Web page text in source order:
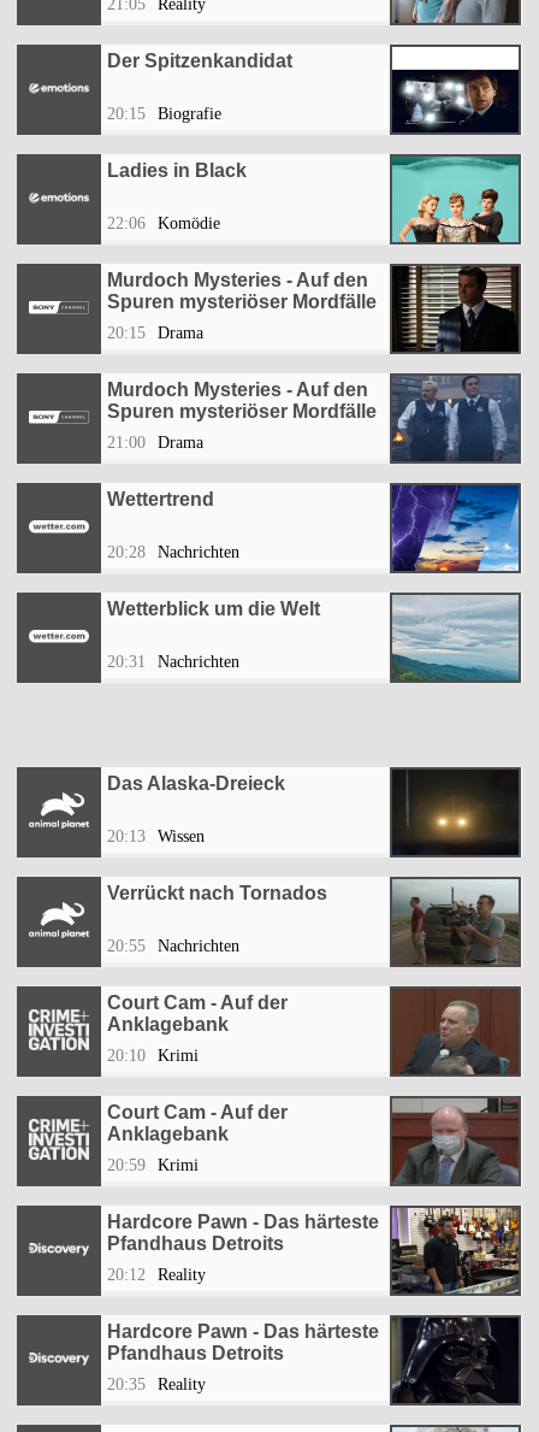
21:05 Reality
Der Spitzenkandidat
20:15 Biografie
Ladies in Black
22:06 Komödie
Murdoch Mysteries - Auf den
Spuren mysteriöser Mordfälle
20:15 Drama
Murdoch Mysteries - Auf den
Spuren mysteriöser Mordfälle
21:00 Drama
Wettertrend
20:28 Nachrichten
Wetterblick um die Welt
20:31 Nachrichten
Das Alaska-Dreieck
20:13 Wissen
Verrückt nach Tornados
20:55 Nachrichten
Court Cam - Auf der
Anklagebank
20:10 Krimi
Court Cam - Auf der
Anklagebank
20:59 Krimi
Hardcore Pawn - Das härteste
Pfandhaus Detroits
20:12 Reality
Hardcore Pawn - Das härteste
Pfandhaus Detroits
20:35 Reality